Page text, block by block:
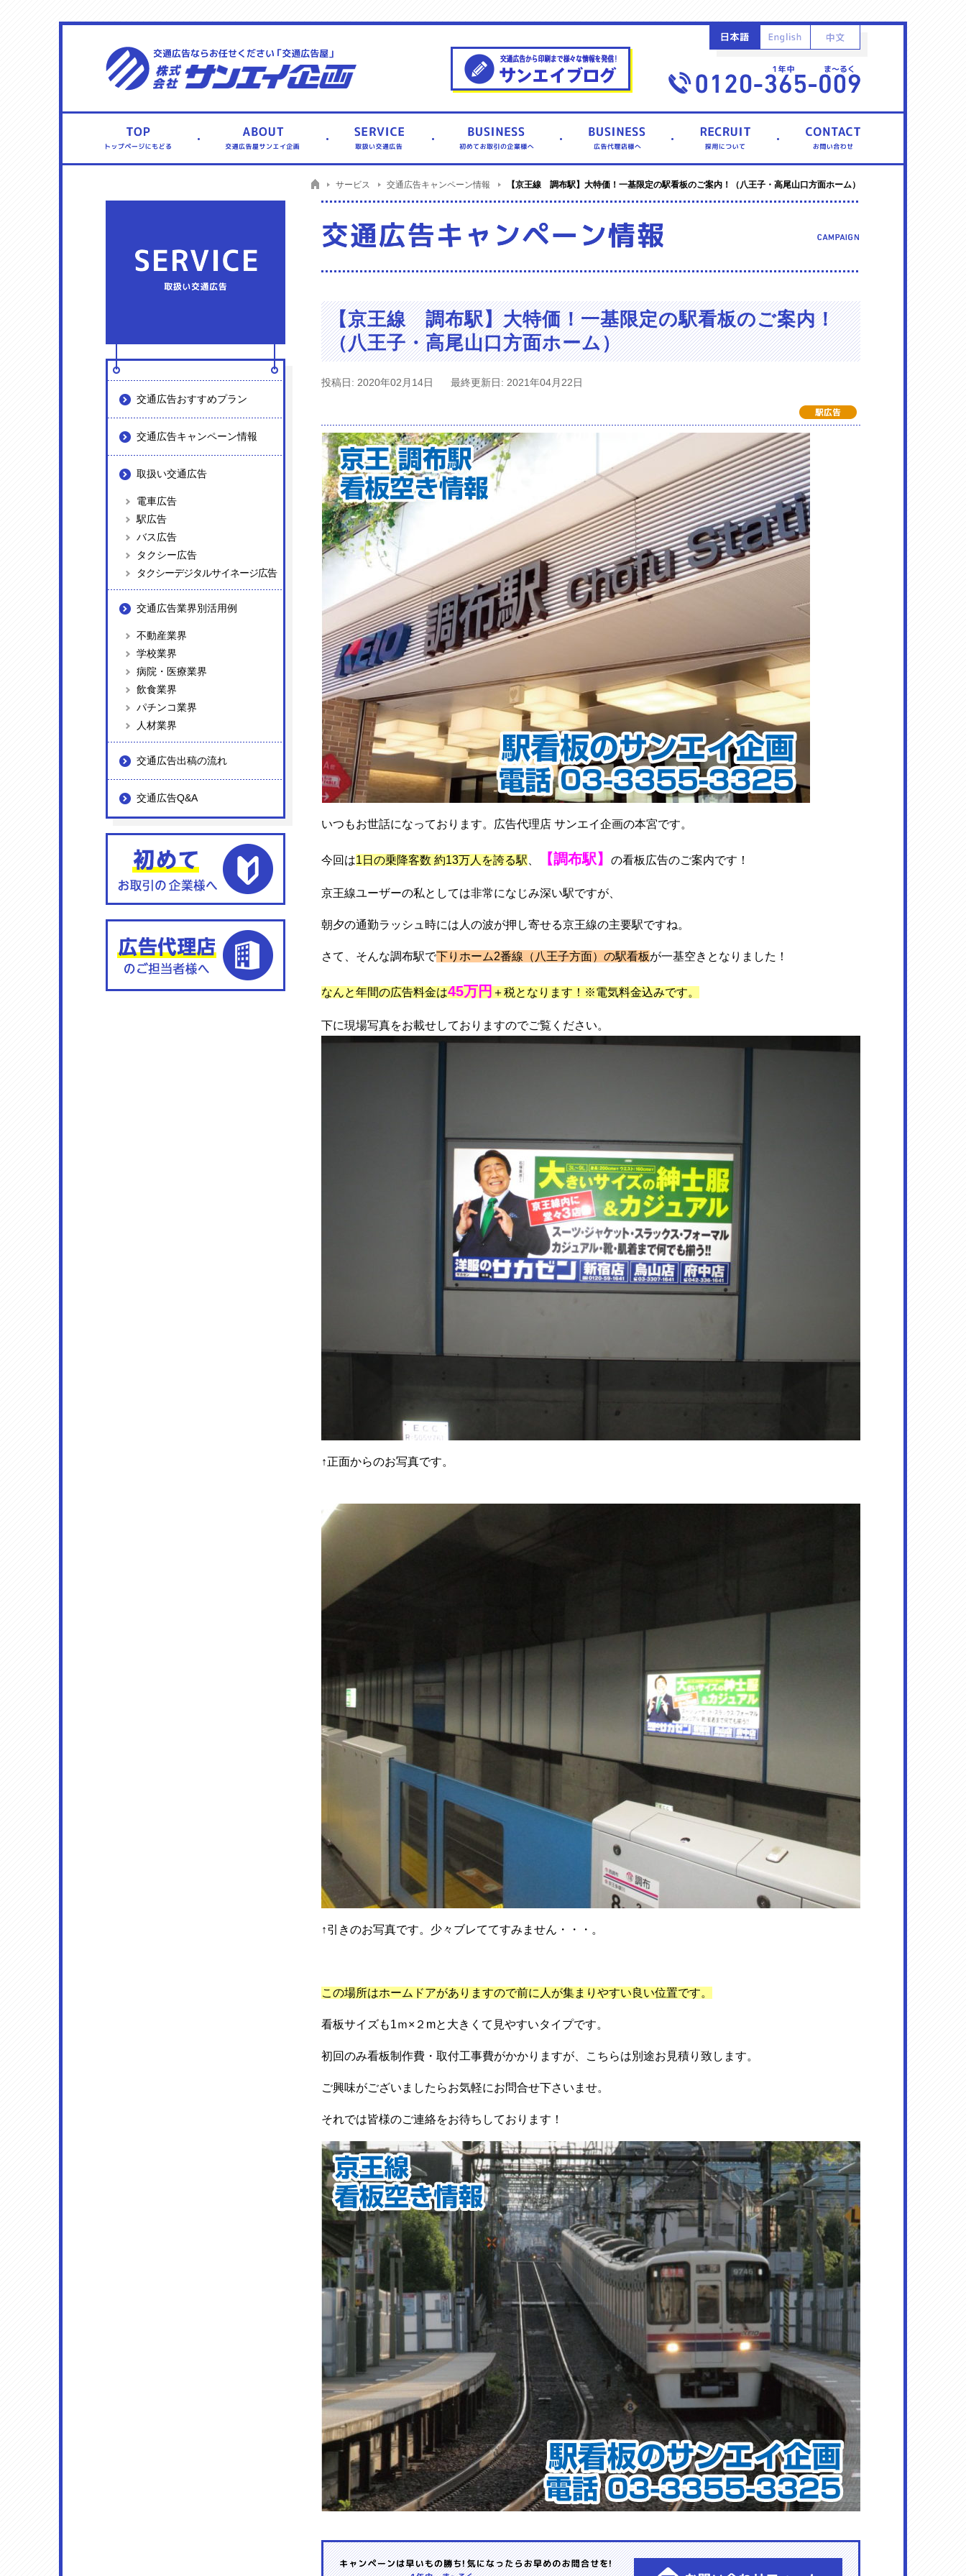
サービス 交通広告キャンペーン情報 【京王線 調布駅】大特価！一基限定の駅看板のご案内！（八王子・高尾山口方面ホーム）
【京王線 調布駅】大特価！一基限定の駅看板のご案内！
（八王子・高尾山口方面ホーム）
投稿日: 2020年02月14日 最終更新日: 2021年04月22日
いつもお世話になっております。広告代理店 サンエイ企画の本宮です。
今回は1日の乗降客数 約13万人を誇る駅 【調布駅】 の看板広告のご案内です！
京王線ユーザーの私としては非常になじみ深い駅ですが、
朝夕の通勤ラッシュ時には人の波が押し寄せる京王線の主要駅ですね。
さて、そんな調布駅で下りホーム2番線（八王子方面）の駅看板が一基空きとなりました！
なんと年間の広告料金は45万円＋税となります！※電気料金込みです。
下に現場写真をお載せしておりますのでご覧ください。
↑正面からのお写真です。
↑引きのお写真です。少々ブレててすみません・・・。
この場所はホームドアがありますので前に人が集まりやすい良い位置です。
看板サイズも1ｍ×２mと大きくて見やすいタイプです。
初回のみ看板制作費・取付工事費がかかりますが、こちらは別途お見積り致します。
ご興味がございましたらお気軽にお問合せ下さいませ。
それでは皆様のご連絡をお待ちしております！
交通広告おすすめプラン
交通広告キャンペーン情報
取扱い交通広告
電車広告
駅広告
バス広告
タクシー広告
タクシーデジタルサイネージ広告
交通広告業界別活用例
不動産業界
学校業界
病院・医療業界
飲食業界
パチンコ業界
人材業界
交通広告出稿の流れ
交通広告Q&A